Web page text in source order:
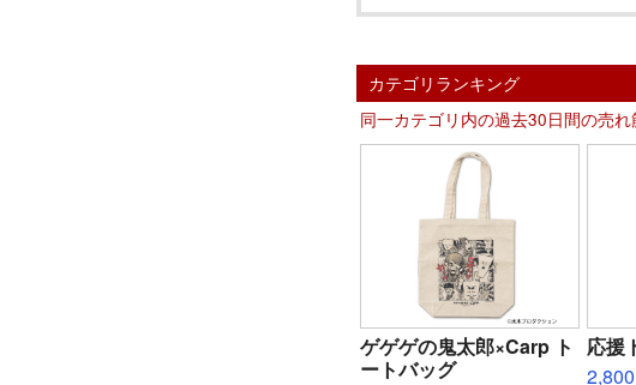
カテゴリランキング
同一カテゴリ内の過去30日間の売
ゲゲゲの鬼太郎×Carp ト
ートバッグ
応援
2,800